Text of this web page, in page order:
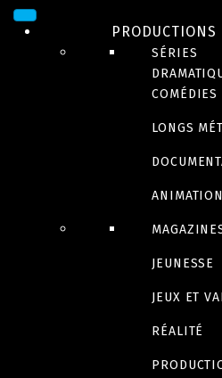
PRODUCTIONS
SÉRIES
COMÉDIES
LONGS
ANIMATION
JEUNESSE
JEUX ET
RÉALITÉ
CULTURE EN
DIGNES